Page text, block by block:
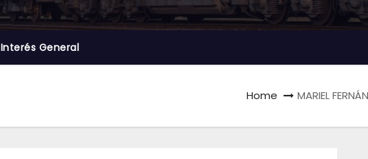
Interés General
Home MARIEL